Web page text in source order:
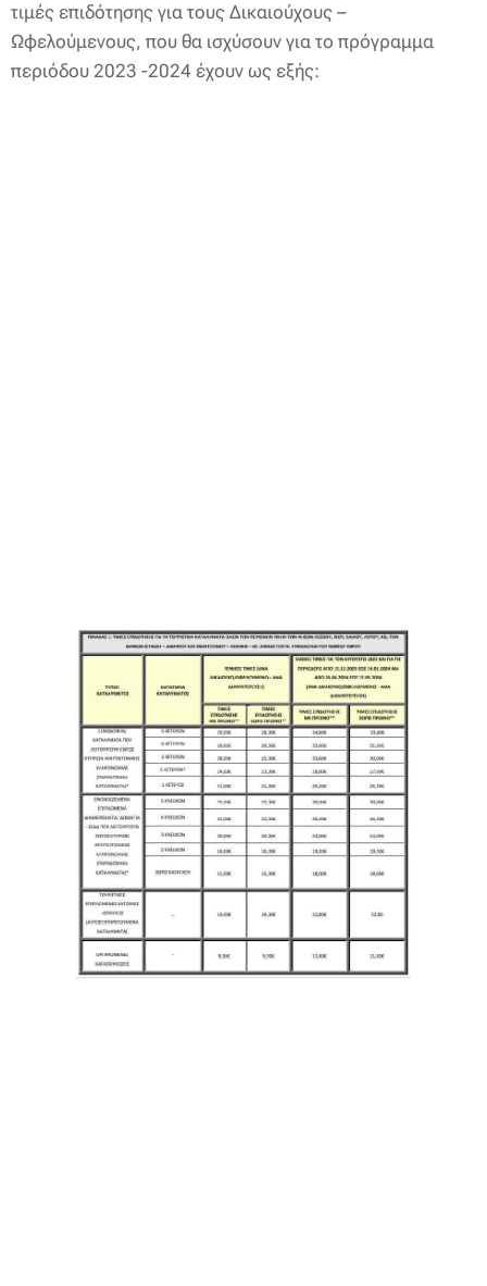
τιμές επιδότησης για τους Δικαιούχους –
Ωφελούμενους, που θα ισχύσουν για το πρόγραμμα
περιόδου 2023 -2024 έχουν ως εξής: